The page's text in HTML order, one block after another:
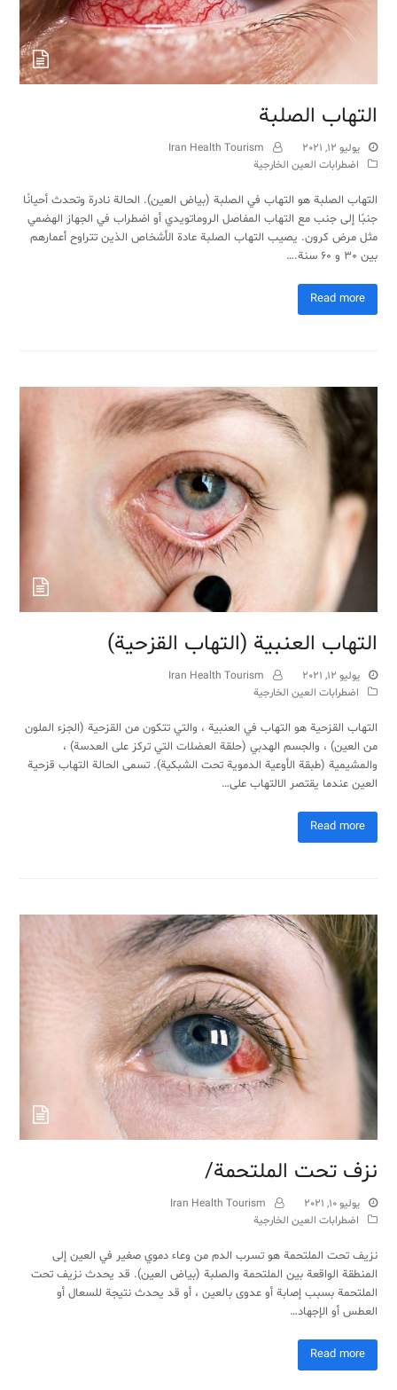
التهاب الصلبة
يوليو 12, 2021
Iran Health Tourism
اضطرابات العين الخارجية
التهاب الصلبة هو التهاب في الصلبة (بياض العين). الحالة نادرة وتحدث أحيانًا
جنبًا إلى جنب مع التهاب المفاصل الروماتويدي أو اضطراب في الجهاز الهضمي
مثل مرض كرون. يصيب التهاب الصلبة عادة الأشخاص الذين تتراوح أعمارهم
بين 30 و 60 سنة.…
Read more
التهاب العنبية (التهاب القزحية)
يوليو 12, 2021
Iran Health Tourism
اضطرابات العين الخارجية
التهاب القزحية هو التهاب في العنبية ، والتي تتكون من القزحية (الجزء الملون
من العين) ، والجسم الهدبي (حلقة العضلات التي تركز على العدسة) ،
والمشيمية (طبقة الأوعية الدموية تحت الشبكية). تسمى الحالة التهاب قزحية
العين عندما يقتصر الالتهاب على…
Read more
نزف تحت الملتحمة/
يوليو 10, 2021
Iran Health Tourism
اضطرابات العين الخارجية
نزيف تحت الملتحمة هو تسرب الدم من وعاء دموي صغير في العين إلى
المنطقة الواقعة بين الملتحمة والصلبة (بياض العين). قد يحدث نزيف تحت
الملتحمة بسبب إصابة أو عدوى بالعين ، أو قد يحدث نتيجة للسعال أو
العطس أو الإجهاد…
Read more